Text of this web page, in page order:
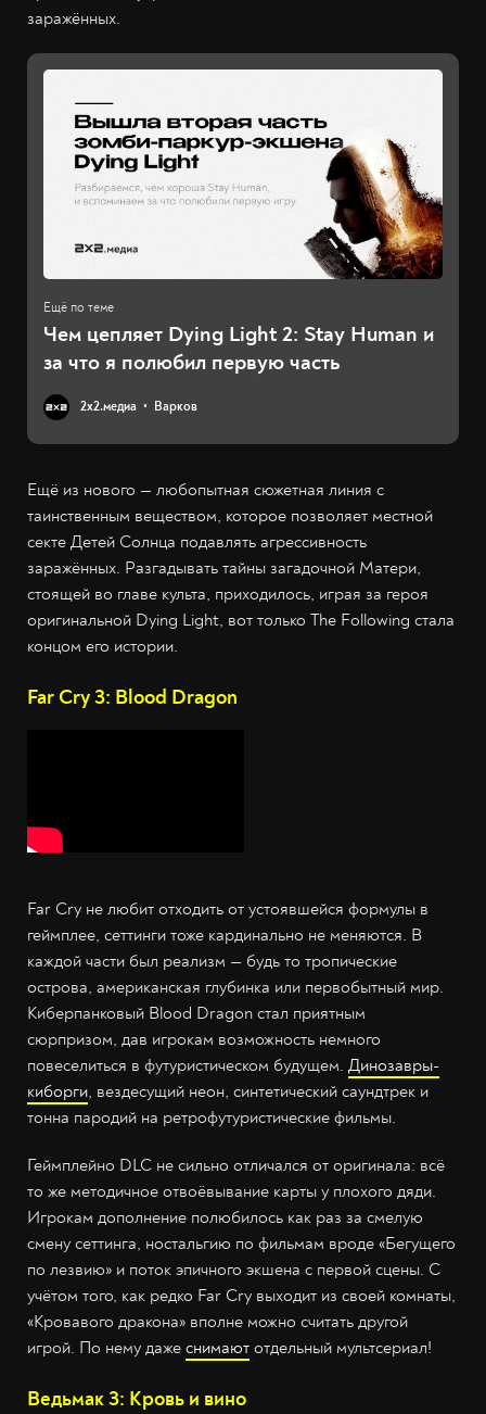
заражённых.
Чем цепляет Dying Light 2: Stay Human и
за что я полюбил первую часть
2х2.медиа Варков
Ещё из нового — любопытная сюжетная линия с
таинственным веществом, которое позволяет местной
секте Детей Солнца подавлять агрессивность
заражённых. Разгадывать тайны загадочной Матери,
стоящей во главе культа, приходилось, играя за героя
оригинальной Dying Light, вот только The Following стала
концом его истории.
Far Cry 3: Blood Dragon
Far Cry не любит отходить от устоявшейся формулы в
геймплее, сеттинги тоже кардинально не меняются. В
каждой части был реализм — будь то тропические
острова, американская глубинка или первобытный мир.
Киберпанковый Blood Dragon стал приятным
сюрпризом, дав игрокам возможность немного
повеселиться в футуристическом будущем. Динозавры-
киборги, вездесущий неон, синтетический саундтрек и
тонна пародий на ретрофутуристические фильмы.
Геймплейно DLC не сильно отличался от оригинала: всё
то же методичное отвоёвывание карты у плохого дяди.
Игрокам дополнение полюбилось как раз за смелую
смену сеттинга, ностальгию по фильмам вроде «Бегущего
по лезвию» и поток эпичного экшена с первой сцены. С
учётом того, как редко Far Cry выходит из своей комнаты,
«Кровавого дракона» вполне можно считать другой
игрой. По нему даже снимают отдельный мультсериал!
Ведьмак 3: Кровь и вино